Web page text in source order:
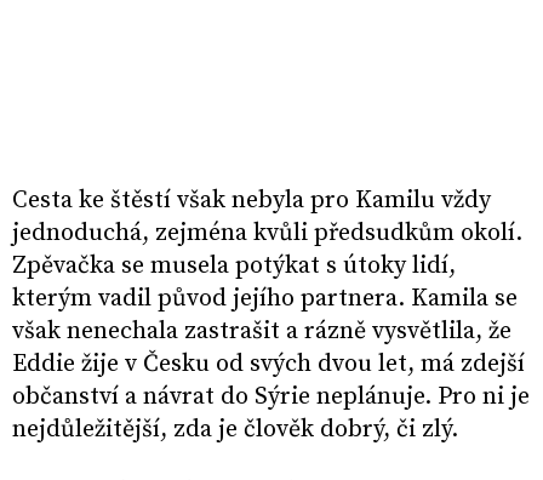
Cesta ke štěstí však nebyla pro Kamilu vždy
jednoduchá, zejména kvůli předsudkům okolí.
Zpěvačka se musela potýkat s útoky lidí,
kterým vadil původ jejího partnera. Kamila se
však nenechala zastrašit a rázně vysvětlila, že
Eddie žije v Česku od svých dvou let, má zdejší
občanství a návrat do Sýrie neplánuje. Pro ni je
nejdůležitější, zda je člověk dobrý, či zlý.